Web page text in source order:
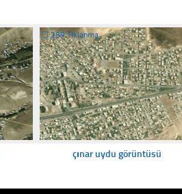
☐289 Tıklanma
çınar uydu görüntüsü